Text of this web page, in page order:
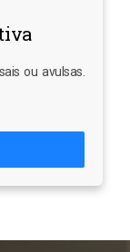
ou avulsas.